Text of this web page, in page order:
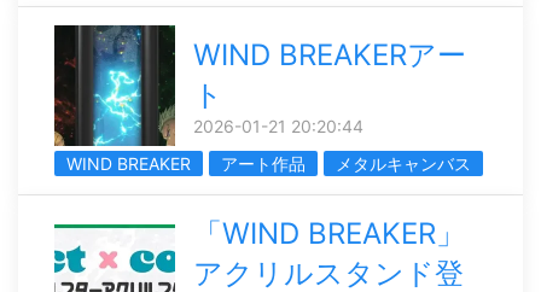
WIND BREAKERアー
ト
2026-01-21 20:20:44
WIND BREAKER
アート作品 メタルキャンバス
「WIND BREAKER」
アクリルスタンド登